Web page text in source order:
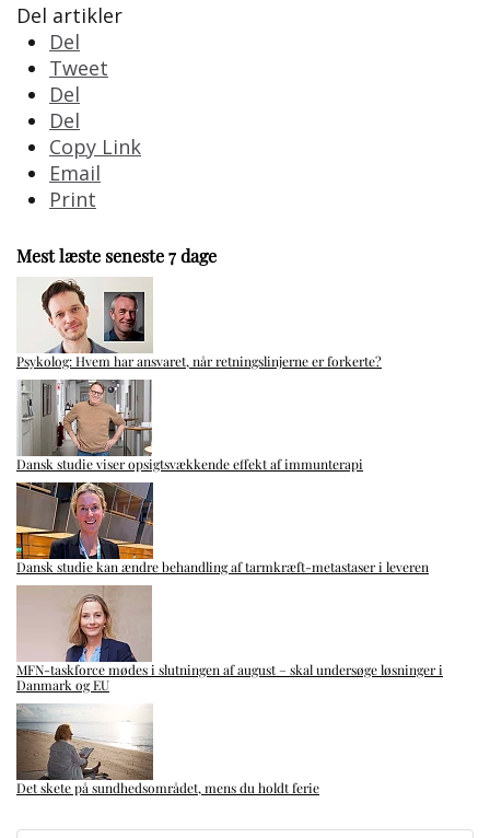
Del artikler
Del
Tweet
Del
Del
Copy Link
Email
Print
Mest læste seneste 7 dage
Psykolog: Hvem har ansvaret, når retningslinjerne er forkerte?
Dansk studie viser opsigtsvækkende effekt af immunterapi
Dansk studie kan ændre behandling af tarmkræft-metastaser i leveren
MFN-taskforce mødes i slutningen af august – skal undersøge løsninger i
Danmark og EU
Det skete på sundhedsområdet, mens du holdt ferie